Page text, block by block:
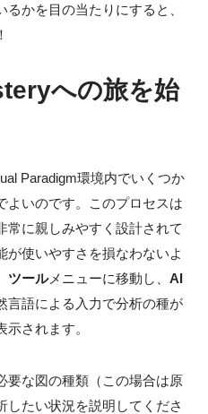
かを目の当たりにすると、
への旅を始
Paradigm環境内でいくつか
よいのです。このプロセスは
常に親しみやすく設計されて
が使いやすさを損なわないよ
ツールメニューに移動し、 AI
言語による入力で分析の種が
されます。
要な図の種類（この場合は原
したい状況を説明してくださ